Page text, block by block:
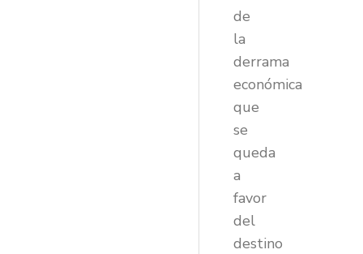
de
la
derrama
económica
que
se
queda
a
favor
del
destino